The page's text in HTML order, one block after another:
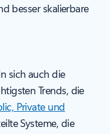
besser skalierbare
sich auch die
Trends, die
Private und
Systeme, die